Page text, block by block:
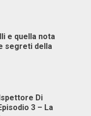
e quella nota
segreti della
Di
3 – La